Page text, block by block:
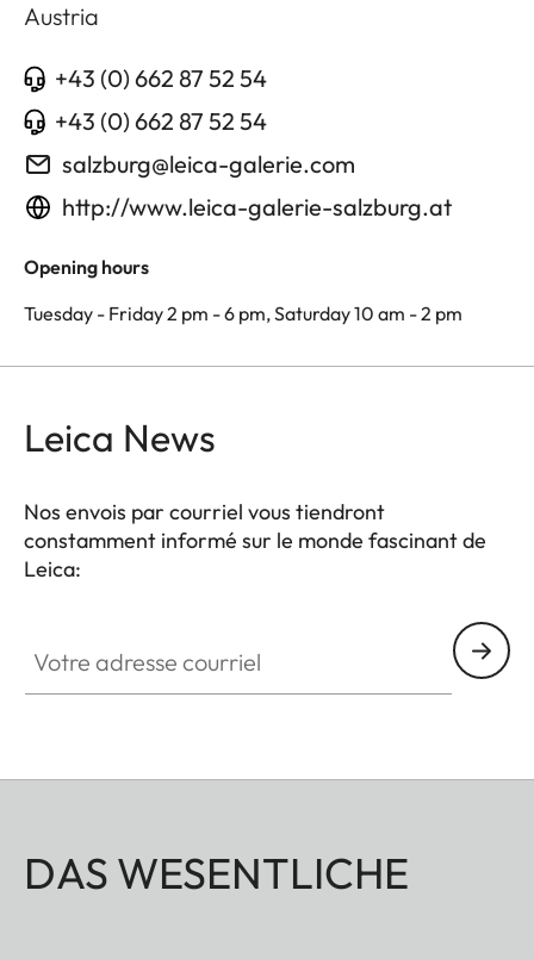
Austria
+43 (0) 662 87 52 54
+43 (0) 662 87 52 54
salzburg@leica-galerie.com
http://www.leica-galerie-salzburg.at
Opening hours
Tuesday - Friday 2 pm - 6 pm, Saturday 10 am - 2 pm
Leica News
Nos envois par courriel vous tiendront
constamment informé sur le monde fascinant de
Leica:
DAS WESENTLICHE